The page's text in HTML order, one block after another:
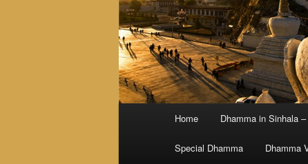
Home Dhamma in Sinhala
Special Dhamma Dhamma